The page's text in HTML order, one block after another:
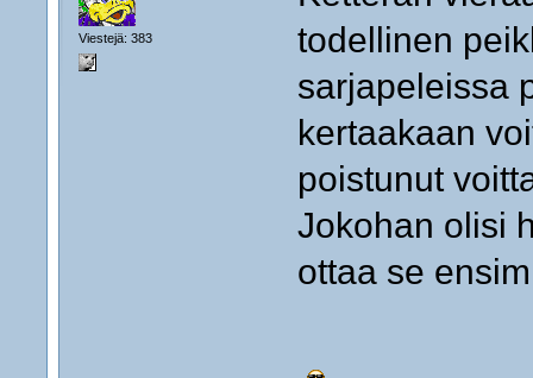
Viestejä: 383
todellinen
sarjapeleissa
kertaakaan
poistunut
Jokohan olisi
ottaa se